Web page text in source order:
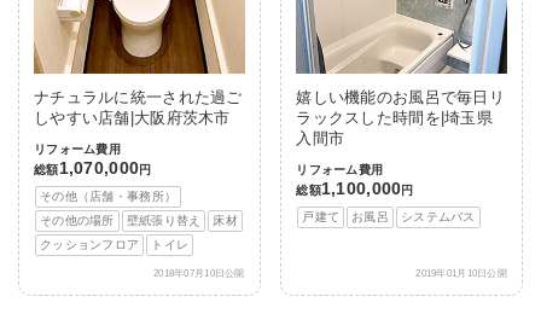
ナチュラルに統一された過ご
しやすい店舗|大阪府茨木市
リフォーム費用
総額1,070,000円
その他（店舗・事務所）
その他の場所
壁紙張り替え
床材
クッションフロア
トイレ
2018年07月10日公開
嬉しい機能のお風呂で毎日リ
ラックスした時間を|埼玉県
入間市
リフォーム費用
総額1,100,000円
戸建て
お風呂 システムバス
2019年01月10日公開